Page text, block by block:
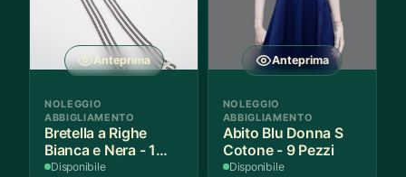
Anteprima
NOLEGGIO
ABBIGLIAMENTO
Bretella a Righe
Bianca e Nera - 1
Pezzo
Disponibile
Anteprima
NOLEGGIO
ABBIGLIAMENTO
Abito Blu Donna S
Cotone - 9 Pezzi
Disponibile